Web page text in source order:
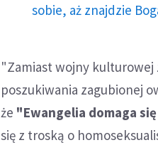
sobie, aż znajdzie
"Zamiast wojny kulturowej
poszukiwania zagubionej
że "Ewangelia domaga
się z troską o